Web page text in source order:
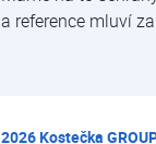
a reference mluví
2026Kostečka